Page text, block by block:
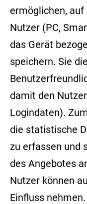
ermöglichen,
Nutzer (PC,
das Gerät
speichern. Sie
damit den
Logindaten).
die statistische
zu erfassen und
des Angebotes
Nutzer können
Einfluss